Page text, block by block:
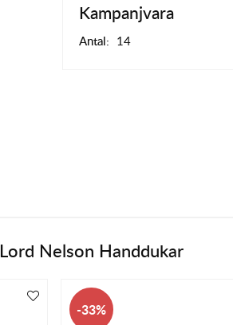
Kampanjvara
Antal: 14
Lord Nelson Handdukar
33